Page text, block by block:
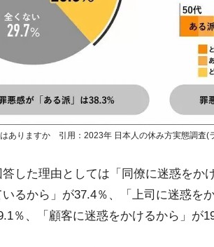
ありますか 引用：2023年 日本人の休み方実態調査(
した理由としては「同僚に迷惑をか
るから」が37.4％、「上司に迷惑を
％、「顧客に迷惑をかけるから」が